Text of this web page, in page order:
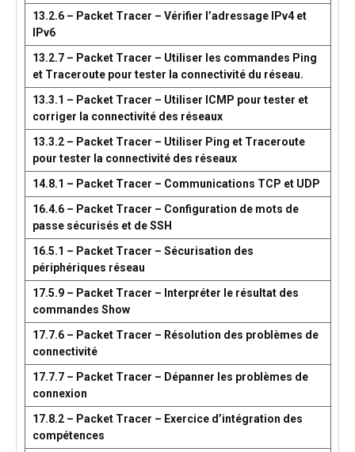
13.2.6 – Packet Tracer – Vérifier l’adressage IPv4 et
IPv6
13.2.7 – Packet Tracer – Utiliser les commandes Ping
et Traceroute pour tester la connectivité du réseau.
13.3.1 – Packet Tracer – Utiliser ICMP pour tester et
corriger la connectivité des réseaux
13.3.2 – Packet Tracer – Utiliser Ping et Traceroute
pour tester la connectivité des réseaux
14.8.1 – Packet Tracer – Communications TCP et UDP
16.4.6 – Packet Tracer – Configuration de mots de
passe sécurisés et de SSH
16.5.1 – Packet Tracer – Sécurisation des
périphériques réseau
17.5.9 – Packet Tracer – Interpréter le résultat des
commandes Show
17.7.6 – Packet Tracer – Résolution des problèmes de
connectivité
17.7.7 – Packet Tracer – Dépanner les problèmes de
connexion
17.8.2 – Packet Tracer – Exercice d’intégration des
compétences